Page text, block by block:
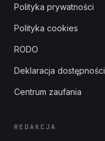
Polityka prywatności
Polityka cookies
RODO
Deklaracja dostępności
Centrum zaufania
REDAKCJA